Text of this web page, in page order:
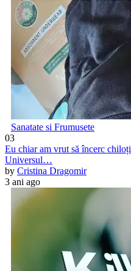
Sanatate si Frumusete
03
Eu chiar am vrut să încerc
Universul…
by Cristina Dragomir
3 ani ago